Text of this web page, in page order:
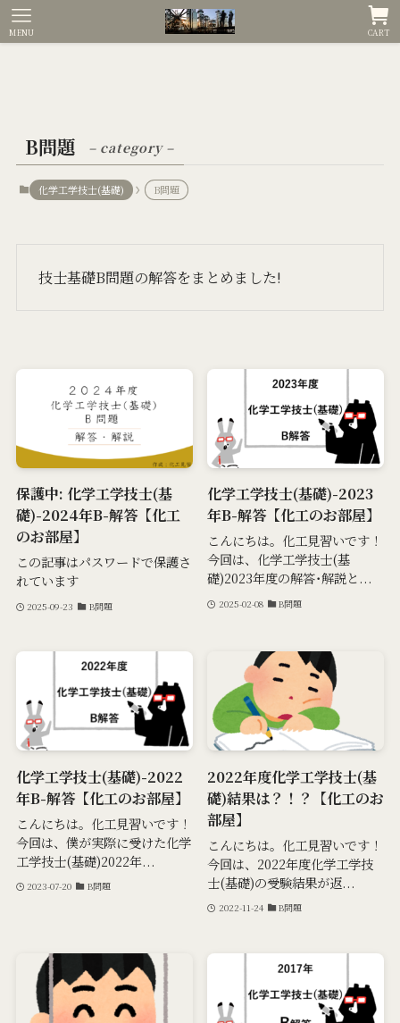
CART
MENU
B問題 – category –
化学工学技士(基礎) B問題
技士基礎B問題の解答をまとめました!
保護中: 化学工学技士(基
礎)-2024年B-解答【化工
のお部屋】
この記事はパスワードで保護さ
れています
2025-09-23 B問題
化学工学技士(基礎)-2023
年B-解答【化工のお部屋】
こんにちは。化工見習いです！
今回は、化学工学技士(基
礎)2023年度の解答･解説と...
2025-02-08 B問題
化学工学技士(基礎)-2022
年B-解答【化工のお部屋】
こんにちは。化工見習いです！
今回は、僕が実際に受けた化学
工学技士(基礎)2022年...
2023-07-20 B問題
2022年度化学工学技士(基
礎)結果は？！？【化工のお
部屋】
こんにちは。化工見習いです！
今回は、2022年度化学工学技
士(基礎)の受験結果が返...
2022-11-24 B問題